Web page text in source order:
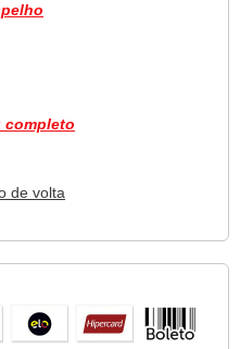
completo
de volta